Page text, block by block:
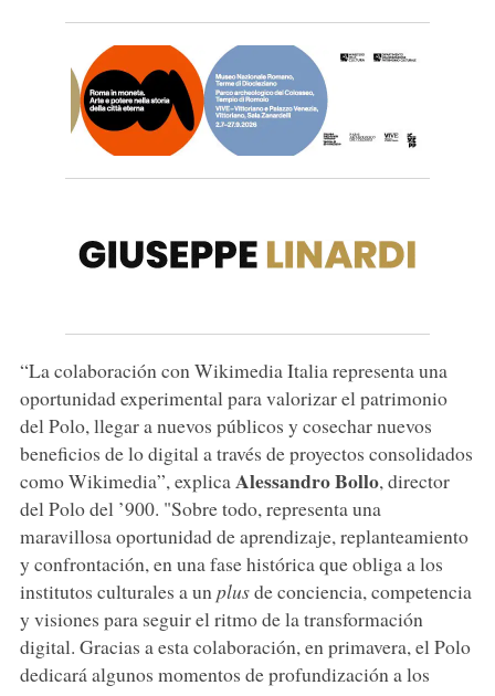
“La colaboración con Wikimedia Italia representa una
oportunidad experimental para valorizar el patrimonio
del Polo, llegar a nuevos públicos y cosechar nuevos
beneficios de lo digital a través de proyectos consolidados
como Wikimedia”, explica Alessandro Bollo, director
del Polo del ’900. "Sobre todo, representa una
maravillosa oportunidad de aprendizaje, replanteamiento
y confrontación, en una fase histórica que obliga a los
institutos culturales a un plusde conciencia, competencia
y visiones para seguir el ritmo de la transformación
digital. Gracias a esta colaboración, en primavera, el Polo
dedicará algunos momentos de profundización a los